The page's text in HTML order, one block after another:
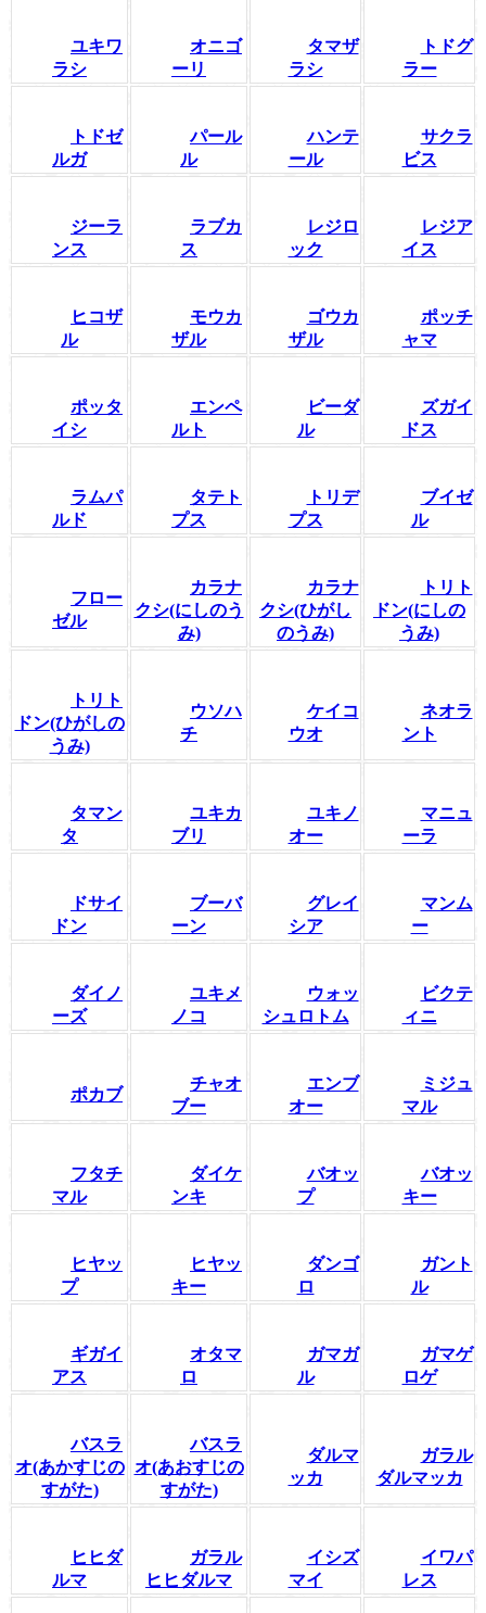
ユキワ
ラシ
オニゴ
ーリ
タマザ
ラシ
トドグ
ラー
トドゼ
ルガ
パール
ル
ハンテ
ール
サクラ
ビス
ジーラ
ンス
ラブカ
ス
レジロ
ック
レジア
イス
ヒコザ
ル
モウカ
ザル
ゴウカ
ザル
ポッチ
ャマ
ポッタ
イシ
エンペ
ルト
ビーダ
ル
ズガイ
ドス
ラムパ
ルド
タテト
プス
トリデ
プス
ブイゼ
ル
フロー
ゼル
カラナ
クシ(にしのう
み)
カラナ
クシ(ひがし
のうみ)
トリト
ドン(にしの
うみ)
トリト
ドン(ひがしの
うみ)
ウソハ
チ
ケイコ
ウオ
ネオラ
ント
タマン
タ
ユキカ
ブリ
ユキノ
オー
マニュ
ーラ
ドサイ
ドン
ブーバ
ーン
グレイ
シア
マンム
ー
ダイノ
ーズ
ユキメ
ノコ
ウォッ
シュロトム
ビクテ
ィニ
ポカブ
チャオ
ブー
エンブ
オー
ミジュ
マル
フタチ
マル
ダイケ
ンキ
バオッ
プ
バオッ
キー
ヒヤッ
プ
ヒヤッ
キー
ダンゴ
ロ
ガント
ル
ギガイ
アス
オタマ
ロ
ガマガ
ル
ガマゲ
ロゲ
バスラ
オ(あかすじの
すがた)
バスラ
オ(あおすじの
すがた)
ダルマ
ッカ
ガラル
ダルマッカ
ヒヒダ
ルマ
ガラル
ヒヒダルマ
イシズ
マイ
イワパ
レス